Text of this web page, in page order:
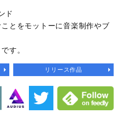
ド
とをモットーに音楽制作やブ
す。
リリース作品